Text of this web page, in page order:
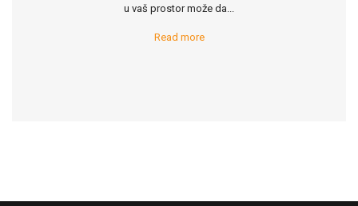
u vaš prostor može da...
Read more